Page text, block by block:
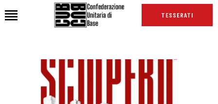
TESSERATI
HOME
CHI SIAMO
SEDI